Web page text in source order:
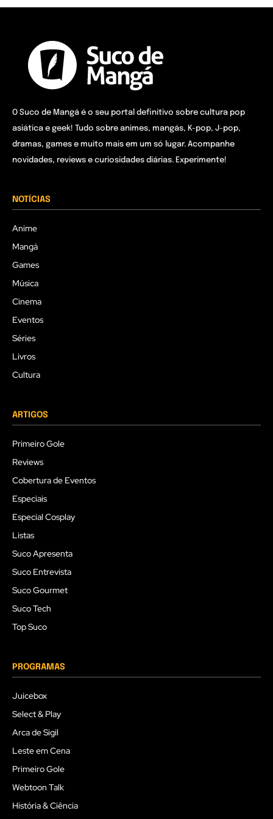
O Suco de Mangá é o seu portal definitivo sobre cultura pop
asiática e geek! Tudo sobre animes, mangás, K-pop, J-pop,
dramas, games e muito mais em um só lugar. Acompanhe
novidades, reviews e curiosidades diárias. Experimente!
NOTÍCIAS
Anime
Mangá
Games
Música
Cinema
Eventos
Séries
Livros
Cultura
ARTIGOS
Primeiro Gole
Reviews
Cobertura de Eventos
Especiais
Especial Cosplay
Listas
Suco Apresenta
Suco Entrevista
Suco Gourmet
Suco Tech
Top Suco
PROGRAMAS
Juicebox
Select & Play
Arca de Sigil
Leste em Cena
Primeiro Gole
Webtoon Talk
História & Ciência